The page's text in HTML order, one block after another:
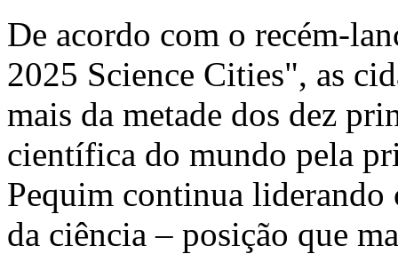
De acordo com o recém-
2025 Science Cities", as
mais da metade dos dez
científica do mundo pela
Pequim continua
da ciência – posição que